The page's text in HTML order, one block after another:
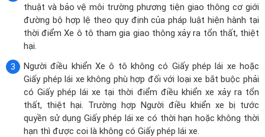
thuật và bảo vệ môi trường phương tiện giao thông cơ giới
đường bộ hợp lệ theo quy định của pháp luật hiện hành tại
thời điểm Xe ô tô tham gia giao thông xảy ra tổn thất, thiệt
hại.
Người điều khiển Xe ô tô không có Giấy phép lái xe hoặc
Giấy phép lái xe không phù hợp đối với loại xe bắt buộc phải
có Giấy phép lái xe tại thời điểm điều khiển xe xảy ra tổn
thất, thiệt hại. Trường hợp Người điều khiển xe bị tước
quyền sử dụng Giấy phép lái xe có thời hạn hoặc không thời
hạn thì được coi là không có Giấy phép lái xe.